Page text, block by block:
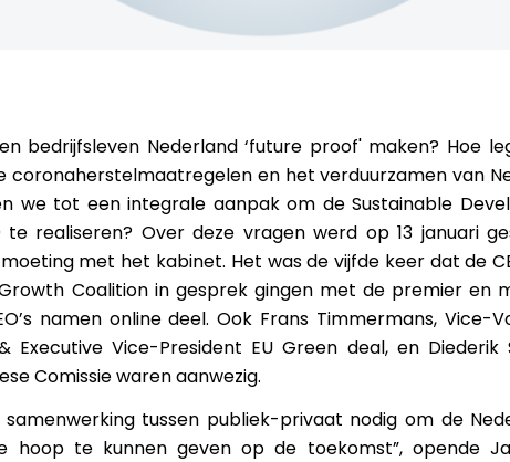
bedrijfsleven Nederland ‘future proof' maken? Hoe
coronaherstelmaatregelen en het verduurzamen van
we tot een integrale aanpak om de Sustainable
te realiseren? Over deze vragen werd op 13 januari
met het kabinet. Het was de vijfde keer dat de
Coalition in gesprek gingen met de premier en
namen online deel. Ook Frans Timmermans, Vice-
Executive Vice-President EU Green deal, en Diederik
Comissie waren aanwezig.
samenwerking tussen publiek-privaat nodig om de
hoop te kunnen geven op de toekomst”, opende